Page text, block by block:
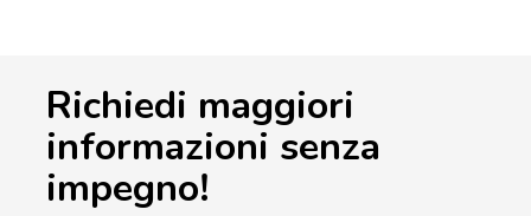
Richiedi maggiori
informazioni senza
impegno!